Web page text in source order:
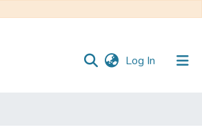
Log In (current)